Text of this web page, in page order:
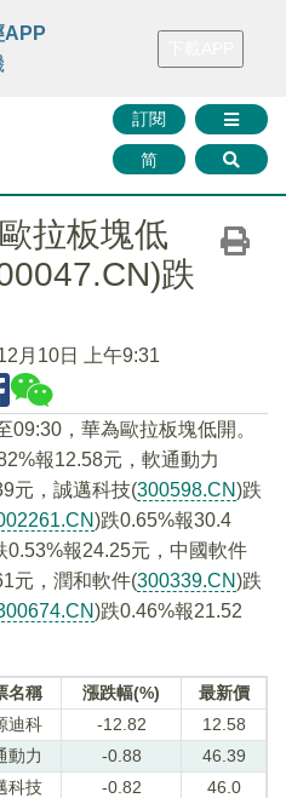
FINMETA 財華證券 媒體矩陣
訂閱
简
APP
拉板塊低
跌
月10日 上午9:31
09:30，華為歐拉板塊低開。
報12.58元，軟通動力
元，誠邁科技(300598.CN)跌
)跌0.65%報30.4
0.53%報24.25元，中國軟件
元，潤和軟件(300339.CN)跌
)跌0.46%報21.52
名稱 漲跌幅(%)
最新價
迪科 -12.82
12.58
動力 -0.88
46.39
科技 -0.82
46.0